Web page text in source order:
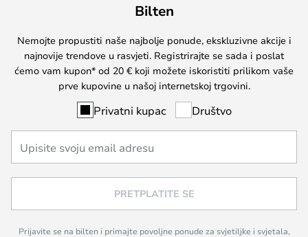
Bilten
Nemojte propustiti naše najbolje ponude, ekskluzivne akcije i
najnovije trendove u rasvjeti. Registrirajte se sada i poslat
ćemo vam kupon* od 20 € koji možete iskoristiti prilikom vaše
prve kupovine u našoj internetskoj trgovini.
Privatni kupac Društvo
PRETPLATITE SE
Prijavite se na bilten i primajte povoljne ponude za svjetiljke i svjetala,